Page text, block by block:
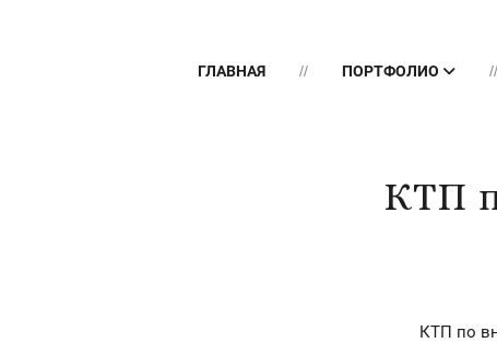
ГЛАВНАЯ ПОРТФОЛИО
КТП
КТП по